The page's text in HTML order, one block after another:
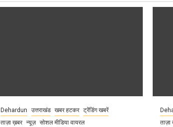
Dehardun उत्तराखंड खबर हटकर
ट्रेंडिंग खबरें
ताज़ा ख़बर
न्यूज़ सोशल मीडिया वायरल
ताज़ा